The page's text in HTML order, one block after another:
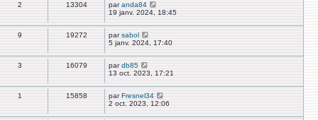
2 13304 paranda84
19 janv. 2024, 18:45
9 19272 parsabol
5 janv. 2024, 17:40
3 16079 pardb85
13 oct. 2023, 17:21
1 15858 parFresnel34
2 oct. 2023, 12:06